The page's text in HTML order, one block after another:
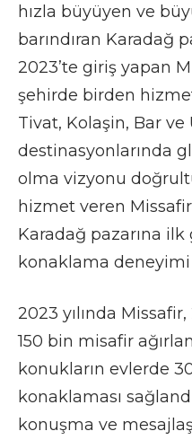
hızla büyüyen ve
barındıran Karadağ
2023’te giriş yapan
şehirde birden
Tivat, Kolaşin, Bar
destinasyonlarında
olma vizyonu
hizmet veren
Karadağ pazarına
konaklama deneyimi
2023 yılında
150 bin misafir
konukların evlerde
konaklaması
konuşma ve